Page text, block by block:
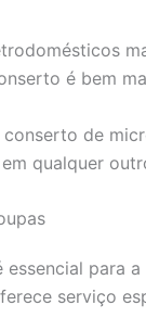
é bem
de
qualquer
essencial para
serviço